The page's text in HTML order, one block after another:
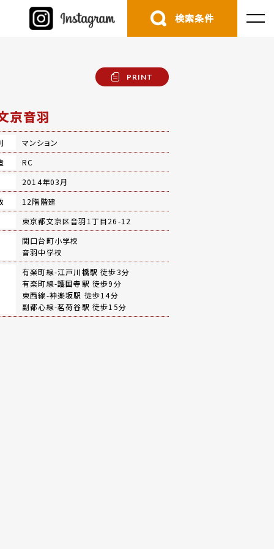
検索条件
PRINT
京音羽
マンション
RC
2014年03月
12階階建
東京都文京区音羽1丁目26-12
関口台町小学校
音羽中学校
有楽町線-江戸川橋駅 徒歩3分
有楽町線-護国寺駅 徒歩9分
東西線-神楽坂駅 徒歩14分
副都心線-茗荷谷駅 徒歩15分